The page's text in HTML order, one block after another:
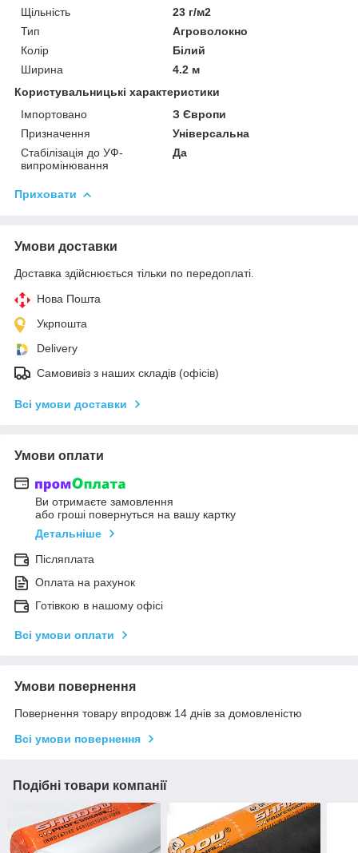
Щільність
23 г/м2
Тип
Агроволокно
Колір
Білий
Ширина
4.2 м
Користувальницькі характеристики
Імпортовано
З Європи
Призначення
Універсальна
Стабілізація до УФ-
випромінювання
Да
Приховати
Умови доставки
Доставка здійснюється тільки по передоплаті.
Нова Пошта
Укрпошта
Delivery
Самовивіз з наших складів (офісів)
Всі умови доставки
Умови оплати
Ви отримаєте замовлення
або гроші повернуться на вашу картку
Детальніше
Післяплата
Оплата на рахунок
Готівкою в нашому офісі
Всі умови оплати
Умови повернення
Повернення товару впродовж 14 днів за домовленістю
Всі умови повернення
Подібні товари компанії